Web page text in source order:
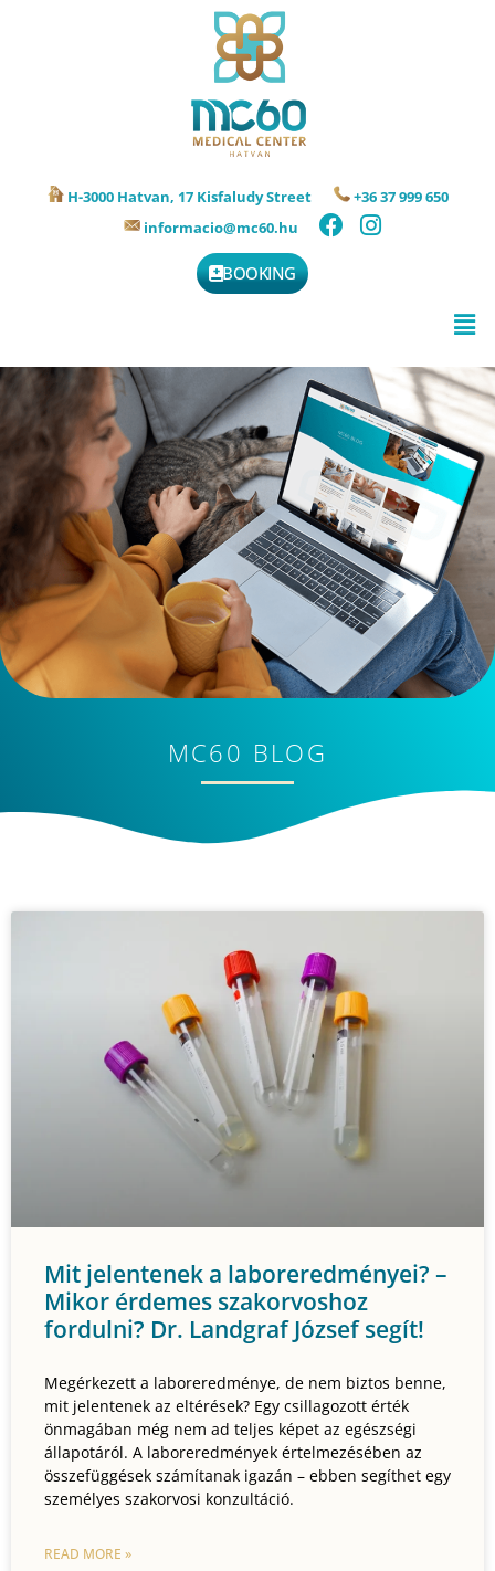
H-3000 Hatvan, 17 Kisfaludy Street
+36 37 999 650
informacio@mc60.hu
BOOKING
MC60 BLOG
Mit jelentenek a laboreredményei? –
Mikor érdemes szakorvoshoz
fordulni? Dr. Landgraf József segít!
Megérkezett a laboreredménye, de nem biztos benne,
mit jelentenek az eltérések? Egy csillagozott érték
önmagában még nem ad teljes képet az egészségi
állapotáról. A laboreredmények értelmezésében az
összefüggések számítanak igazán – ebben segíthet egy
személyes szakorvosi konzultáció.
READ MORE »